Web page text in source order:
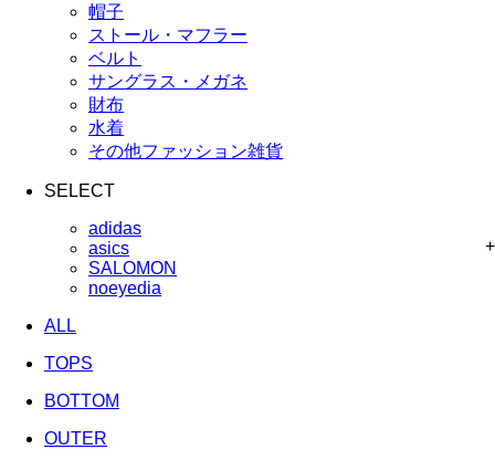
帽子
ストール・マフラー
ベルト
サングラス・メガネ
財布
水着
その他ファッション雑貨
SELECT
+
adidas
asics
SALOMON
noeyedia
ALL
TOPS
BOTTOM
OUTER